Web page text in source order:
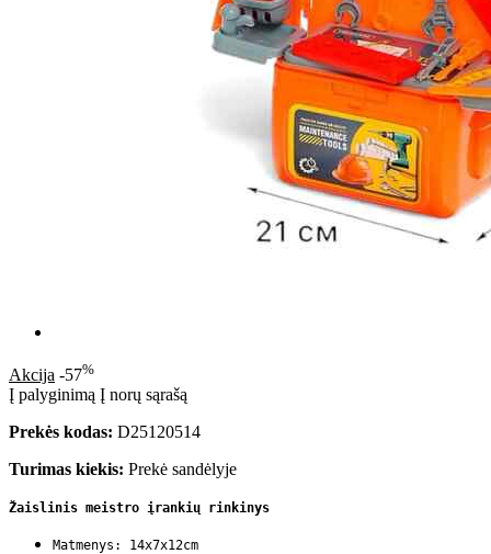
Akcija -57%
Į palyginimą Į norų sąrašą
Prekės kodas: D25120514
Turimas kiekis: Prekė sandėlyje
Žaislinis meistro įrankių rinkinys
Matmenys: 14x7x12cm